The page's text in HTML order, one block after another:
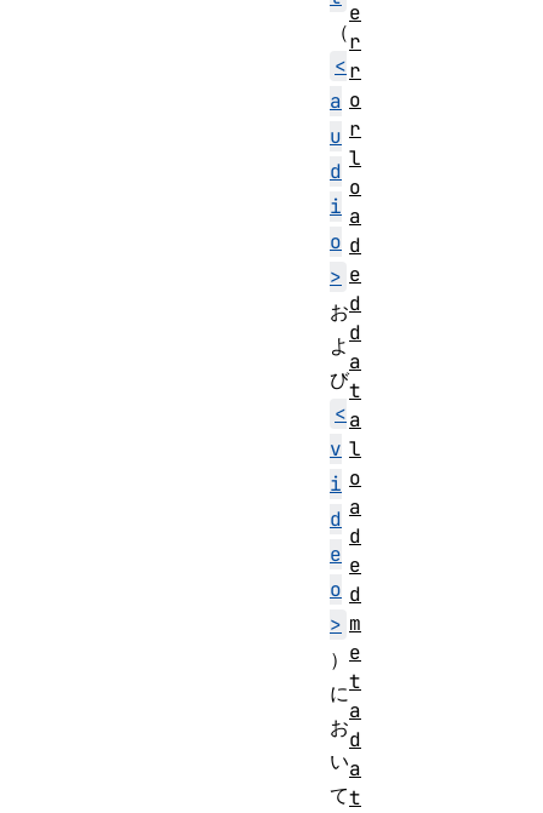
（
<
a
u
d
i
o
>
お
よ
び
<
v
i
d
e
o
>
）
に
お
い
て
e
r
r
o
r
l
o
a
d
e
d
d
a
t
a
l
o
a
d
e
d
m
e
t
a
d
a
t